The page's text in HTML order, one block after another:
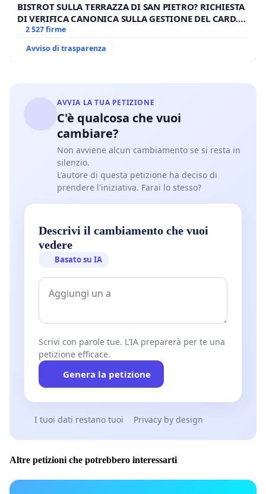
BISTROT SULLA TERRAZZA DI SAN PIETRO? RICHIESTA
DI VERIFICA CANONICA SULLA GESTIONE DEL CARD.
GAMBETTI
2 527 firme
Avviso di trasparenza
AVVIA LA TUA PETIZIONE
C'è qualcosa che vuoi
cambiare?
Non avviene alcun cambiamento se si resta in
silenzio.
L'autore di questa petizione ha deciso di
prendere l'iniziativa. Farai lo stesso?
Descrivi il cambiamento che vuoi
vedere
Basato su IA
Scrivi con parole tue. L'IA preparerà per te una
petizione efficace.
Genera la petizione
I tuoi dati restano tuoi Privacy by design
Altre petizioni che potrebbero interessarti